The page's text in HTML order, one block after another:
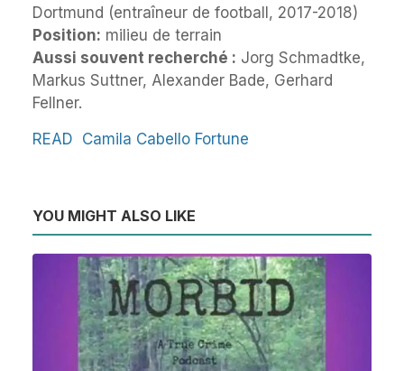
Dortmund (entraîneur de football, 2017-2018)
Position: milieu de terrain
Aussi souvent recherché : Jorg Schmadtke,
Markus Suttner, Alexander Bade, Gerhard
Fellner.
READ Camila Cabello Fortune
YOU MIGHT ALSO LIKE